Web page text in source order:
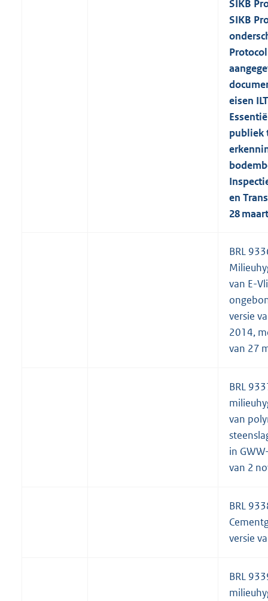
SIKB
SIKB
eisen
publiek
en
28
BRL
van E-
versie
2014,
van 27
BRL
van
in
van 2
BRL
versie
BRL